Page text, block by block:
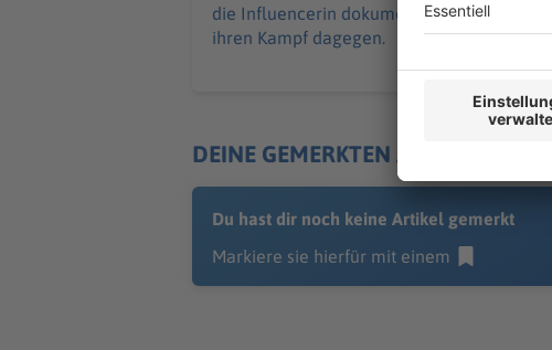
die Influencerin dokumentierte
ihren Kampf dagegen.
DEINE GEMERKTEN ARTIKEL
Du hast dir noch keine Artikel gemerkt
Markiere sie hierfür mit einem